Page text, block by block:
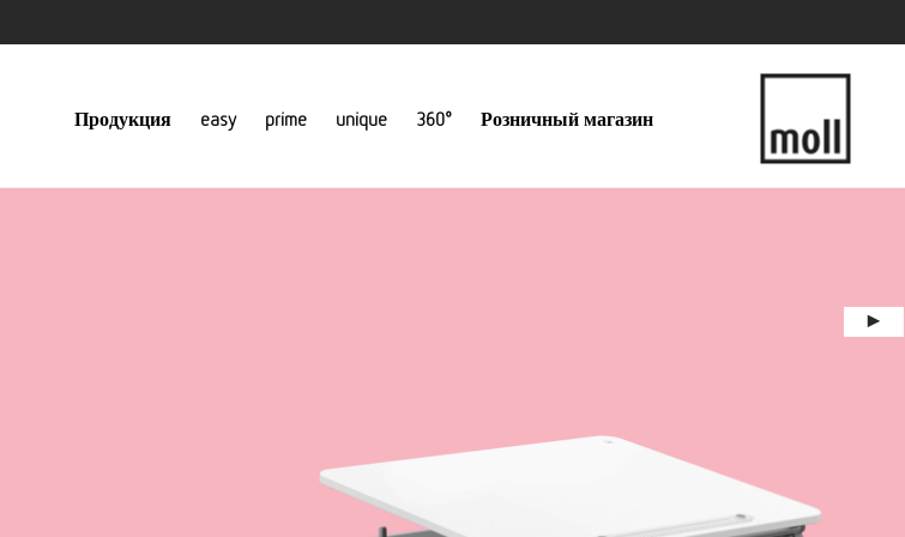
Продукция easy prime unique 360° Розничный магазин